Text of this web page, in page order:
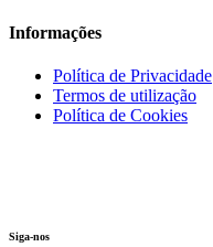
Informações
Política de Privacidade
Termos de utilização
Política de Cookies
Siga-nos